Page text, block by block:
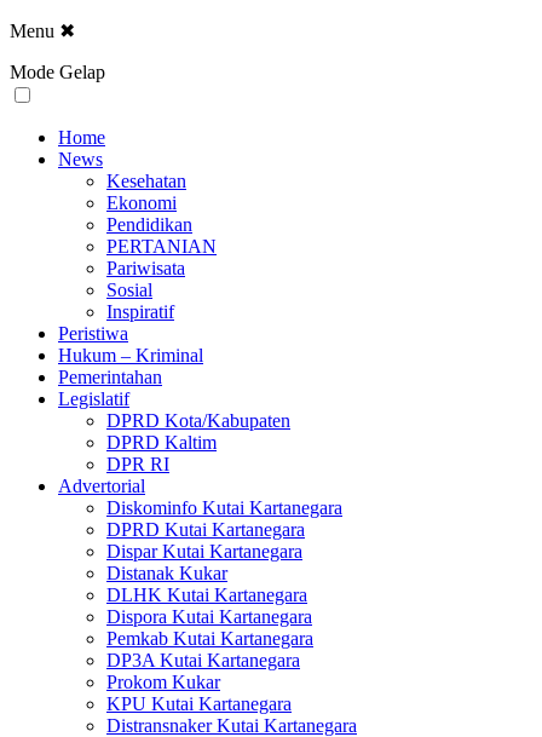
Menu ✖
Mode Gelap
Home
News
Kesehatan
Ekonomi
Pendidikan
PERTANIAN
Pariwisata
Sosial
Inspiratif
Peristiwa
Hukum – Kriminal
Pemerintahan
Legislatif
DPRD Kota/Kabupaten
DPRD Kaltim
DPR RI
Advertorial
Diskominfo Kutai Kartanegara
DPRD Kutai Kartanegara
Dispar Kutai Kartanegara
Distanak Kukar
DLHK Kutai Kartanegara
Dispora Kutai Kartanegara
Pemkab Kutai Kartanegara
DP3A Kutai Kartanegara
Prokom Kukar
KPU Kutai Kartanegara
Distransnaker Kutai Kartanegara